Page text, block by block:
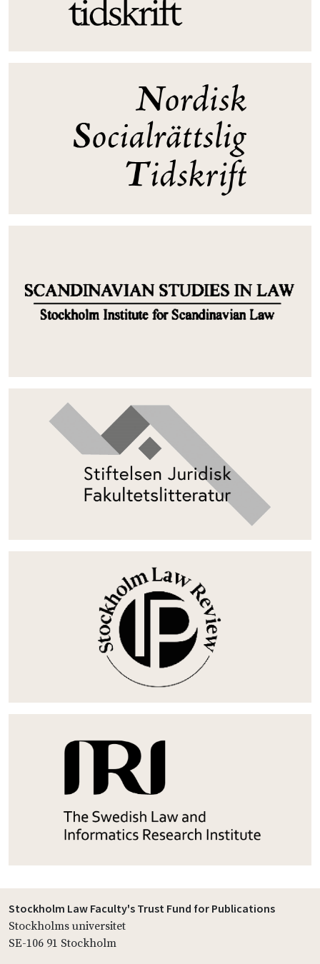
Stockholm Law Faculty's Trust Fund for Publications
Stockholms universitet
SE-106 91 Stockholm